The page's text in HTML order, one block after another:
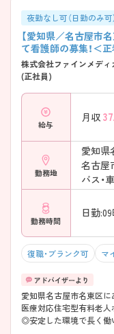
夜勤なし可（日勤のみ可
【愛知県／名古屋市
て看護師の募集！＜
株式会社ファインメデ
(正社員)
給与
月収
勤務地
名古屋
バス・
勤務時間
日勤
復職・ブランク可 マ
愛知県名古屋市名東区に
医療対応住宅型有料老
◎安定した環境で長く働